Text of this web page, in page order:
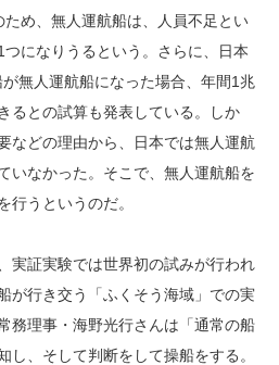
め、無人運航船は、人員不足とい
になりうるという。さらに、日本
無人運航船になった場合、年間1兆
るとの試算も発表している。しか
などの理由から、日本では無人運航
いなかった。そこで、無人運航船を
行うというのだ。
実証実験では世界初の試みが行われ
が行き交う「ふくそう海域」での実
務理事・海野光行さんは「通常の船
し、そして判断をして操船をする。